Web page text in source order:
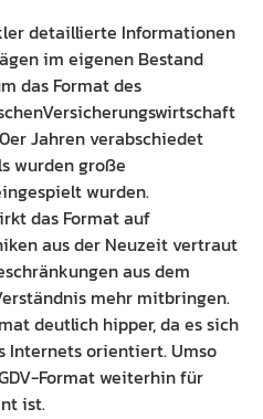
detaillierte Informationen
im eigenen Bestand
das Format des
Jahren verabschiedet
wurden große
wurden.
das Format auf
aus der Neuzeit vertraut
aus dem
mehr mitbringen.
deutlich hipper, da es sich
Internets orientiert. Umso
Format weiterhin für
ist.